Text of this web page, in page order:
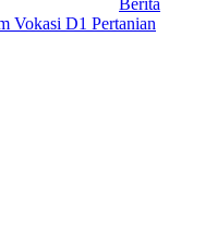
Vokasi D1 Pertanian